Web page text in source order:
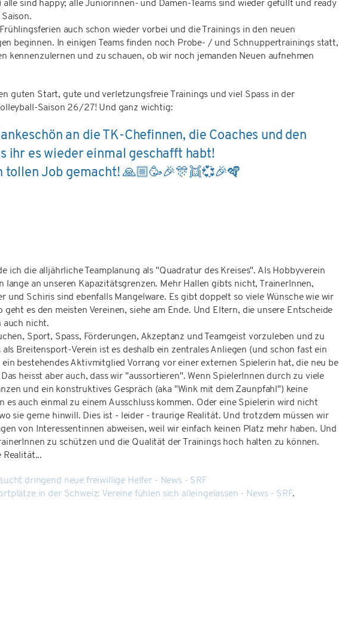
alle sind happy; alle Juniorinnen- und Damen-Teams sind wieder gefüllt und ready
auch schon wieder vorbei und die Trainings in den neuen
beginnen. In einigen Teams finden noch Probe- / und Schnuppertrainings statt,
kennenzulernen und zu schauen, ob wir noch jemanden Neuen aufnehmen
guten Start, gute und verletzungsfreie Trainings und viel Spass in der
Saison 26/27! Und ganz wichtig:
an die TK-Chefinnen, die Coaches und den
ihr es wieder einmal geschafft habt!
tollen Job gemacht! 🙏🏼🥳🎉🎊👯💞🎉🪇
ich die alljährliche Teamplanung als "Quadratur des Kreises". Als Hobbyverein
lange an unseren Kapazitätsgrenzen. Mehr Hallen gibts nicht, TrainerInnen,
und Schiris sind ebenfalls Mangelware. Es gibt doppelt so viele Wünsche wie wir
geht es den meisten Vereinen, siehe am Ende. Und Eltern, die unsere Entscheide
auch nicht.
Sport, Spass, Förderungen, Akzeptanz und Teamgeist vorzuleben und zu
Breitensport-Verein ist es deshalb ein zentrales Anliegen (und schon fast ein
ein bestehendes Aktivmitglied Vorrang vor einer externen Spielerin hat, die neu
heisst aber auch, dass wir "aussortieren". Wenn SpielerInnen durch zu viele
und ein konstruktives Gespräch (aka "Wink mit dem Zaunpfahl") keine
es auch einmal zu einem Ausschluss kommen. Oder eine Spielerin wird nicht
sie gerne hinwill. Dies ist - leider - traurige Realität. Und trotzdem müssen wir
von Interessentinnen abweisen, weil wir einfach keinen Platz mehr haben. Und
zu schützen und die Qualität der Trainings hoch halten zu können.
Realität...
dringend neue freiwillige Helfer - News - SRF
in der Schweiz: Vereine fühlen sich alleingelassen - News - SRF.